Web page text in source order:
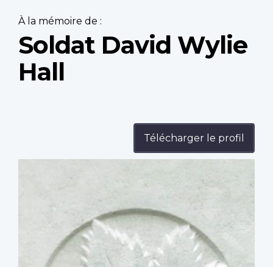
À la mémoire de :
Soldat David Wylie
Hall
Télécharger le profil